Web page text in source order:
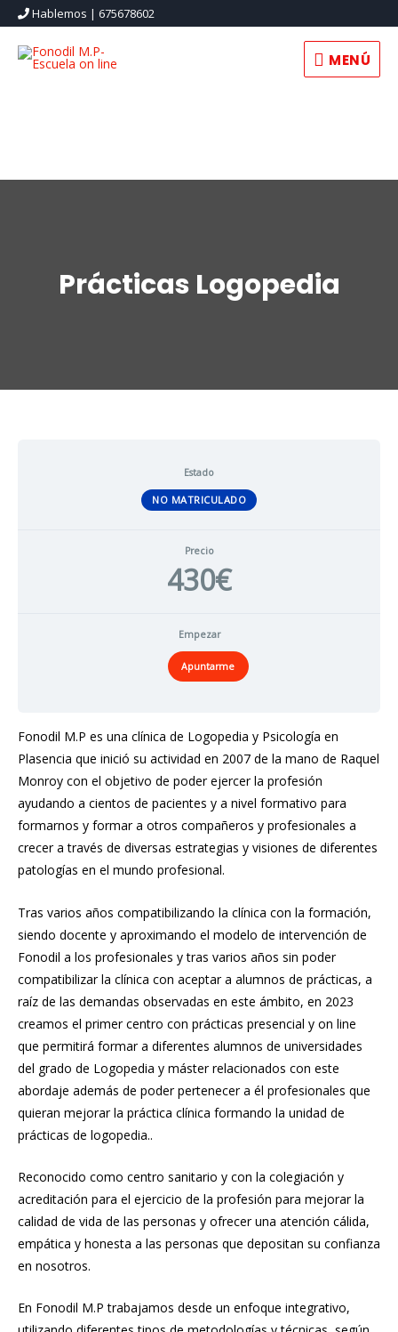
Hablemos | 675678602
MENÚ
Prácticas Logopedia
Estado
NO MATRICULADO
Precio
430€
Empezar
Apuntarme
Fonodil M.P es una clínica de Logopedia y Psicología en
Plasencia que inició su actividad en 2007 de la mano de Raquel
Monroy con el objetivo de poder ejercer la profesión
ayudando a cientos de pacientes y a nivel formativo para
formarnos y formar a otros compañeros y profesionales a
crecer a través de diversas estrategias y visiones de diferentes
patologías en el mundo profesional.
Tras varios años compatibilizando la clínica con la formación,
siendo docente y aproximando el modelo de intervención de
Fonodil a los profesionales y tras varios años sin poder
compatibilizar la clínica con aceptar a alumnos de prácticas, a
raíz de las demandas observadas en este ámbito, en 2023
creamos el primer centro con prácticas presencial y on line
que permitirá formar a diferentes alumnos de universidades
del grado de Logopedia y máster relacionados con este
abordaje además de poder pertenecer a él profesionales que
quieran mejorar la práctica clínica formando la unidad de
prácticas de logopedia..
Reconocido como centro sanitario y con la colegiación y
acreditación para el ejercicio de la profesión para mejorar la
calidad de vida de las personas y ofrecer una atención cálida,
empática y honesta a las personas que depositan su confianza
en nosotros.
En Fonodil M.P trabajamos desde un enfoque integrativo,